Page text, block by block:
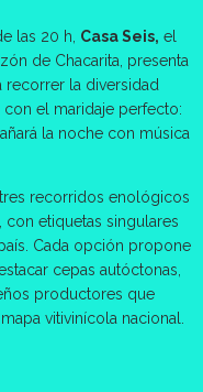
las 20 h, Casa Seis, el
de Chacarita, presenta
recorrer la diversidad
el maridaje perfecto:
la noche con música
recorridos enológicos
etiquetas singulares
Cada opción propone
cepas autóctonas,
productores que
vitivinícola nacional.